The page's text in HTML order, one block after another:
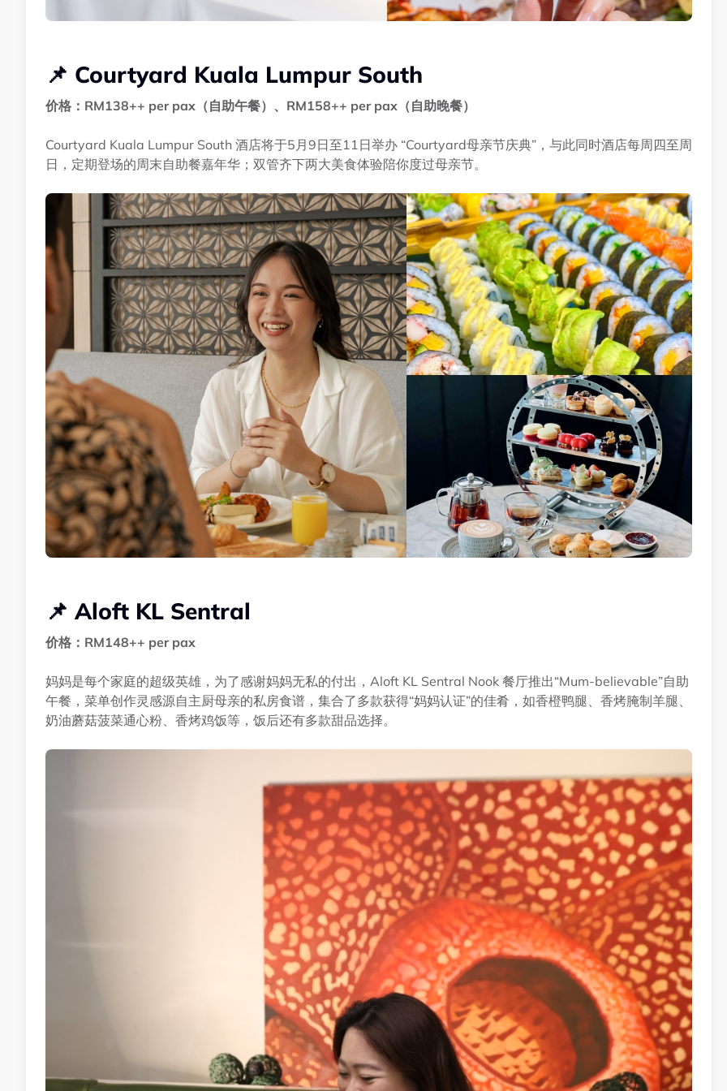
📌 Courtyard Kuala Lumpur South
价格：RM138++ per pax（自助午餐）、RM158++ per pax（自助晚餐）
Courtyard Kuala Lumpur South 酒店将于5月9日至11日举办 “Courtyard母亲节庆典”，与此同时酒店每周四至周
日，定期登场的周末自助餐嘉年华；双管齐下两大美食体验陪你度过母亲节。
📌 Aloft KL Sentral
价格：RM148++ per pax
妈妈是每个家庭的超级英雄，为了感谢妈妈无私的付出，Aloft KL Sentral Nook 餐厅推出“Mum-believable”自助
午餐，菜单创作灵感源自主厨母亲的私房食谱，集合了多款获得“妈妈认证”的佳肴，如香橙鸭腿、香烤腌制羊腿、
奶油蘑菇菠菜通心粉、香烤鸡饭等，饭后还有多款甜品选择。